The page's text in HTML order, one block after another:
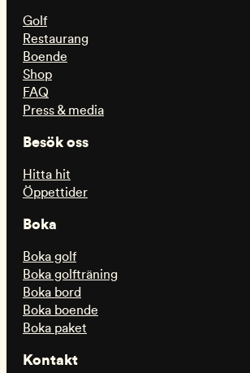
Golf
Restaurang
Boende
Shop
FAQ
Press & media
Besök oss
Hitta hit
Öppettider
Boka
Boka golf
Boka golfträning
Boka bord
Boka boende
Boka paket
Kontakt